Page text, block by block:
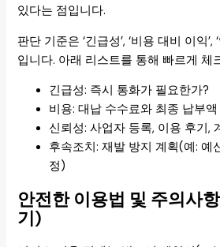
있다는 점입니다.
판단 기준은 ‘긴급성’, ‘비용 대비 이익’,
입니다. 아래 리스트를 통해 빠르게 체
긴급성: 즉시 통화가 필요한가?
비용: 대납 수수료와 최종 납부
신뢰성: 사업자 등록, 이용 후기,
후속조치: 재발 방지 계획(예: 예
정)
안전한 이용법 및 주의사
기)